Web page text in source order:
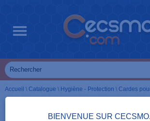
BIENVENUE SUR
Accueil \ Catalogue \ Hygiène - Protection \ Cardes